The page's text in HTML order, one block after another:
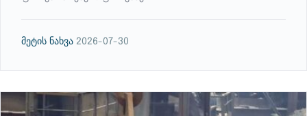
მეტის ნახვა 2026-07-30